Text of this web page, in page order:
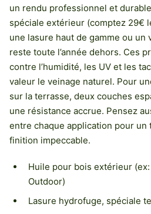
un rendu professionnel et
spéciale extérieur (comptez 29€
une lasure haut de gamme ou un
reste toute l’année dehors. Ces
contre l’humidité, les UV et les
valeur le veinage naturel. Pour
sur la terrasse, deux couches
une résistance accrue. Pensez
entre chaque application pour un
finition impeccable.
Huile pour bois extérieur
Outdoor)
Lasure hydrofuge, spéciale